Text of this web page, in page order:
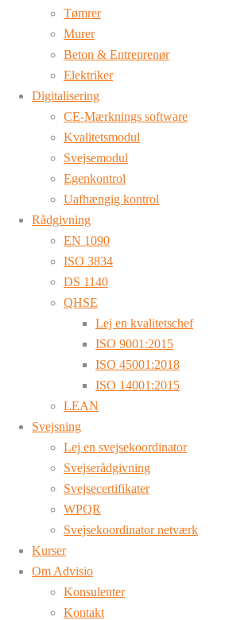
Tømrer
Murer
Beton & Entreprenør
Elektriker
Digitalisering
CE-Mærknings software
Kvalitetsmodul
Svejsemodul
Egenkontrol
Uafhængig kontrol
Rådgivning
EN 1090
ISO 3834
DS 1140
QHSE
Lej en kvalitetschef
ISO 9001:2015
ISO 45001:2018
ISO 14001:2015
LEAN
Svejsning
Lej en svejsekoordinator
Svejserådgivning
Svejsecertifikater
WPQR
Svejsekoordinator netværk
Kurser
Om Advisio
Konsulenter
Kontakt